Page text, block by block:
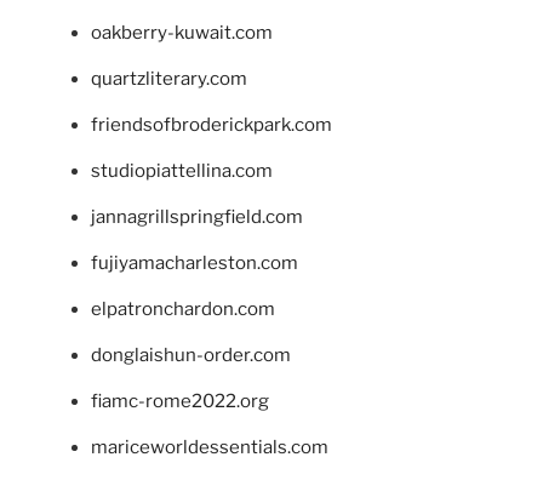
oakberry-kuwait.com
quartzliterary.com
friendsofbroderickpark.com
studiopiattellina.com
jannagrillspringfield.com
fujiyamacharleston.com
elpatronchardon.com
donglaishun-order.com
fiamc-rome2022.org
mariceworldessentials.com